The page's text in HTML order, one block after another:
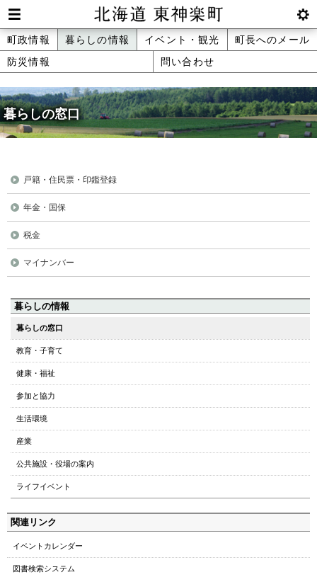
本
文
へ
メ
ニ
ュ
ー
Men
u
btnS
ettin
北海道 東神楽町 Hokkaido
メ
ニ
ュ
ー
町政情報 暮らしの情報 イベント・観光
町長へのメール
防災情報
問い合わせ
暮らしの窓口
戸籍・住民票・印鑑登録
年金・国保
税金
マイナンバー
ペ
ッ
本
メ
ー
暮らしの情報
暮らしの窓口
教育・子育て
健康・福祉
参加と協力
生活環境
産業
公共施設・役場の案内
ライフイベント
関連リンク
イベントカレンダー
図書検索システム